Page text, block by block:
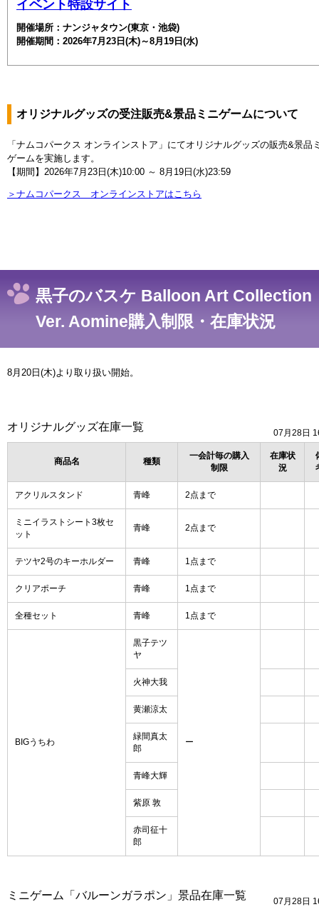
イベント特設サイト
開催場所：ナンジャタウン(東京・池袋)
開催期間：2026年7月23日(木)～8月19日(水)
オリジナルグッズの受注販売&景品ミニゲームについて
「ナムコパークス オンラインストア」にてオリジナルグッズの販売&景品
ゲームを実施します。
【期間】2026年7月23日(木)10:00 ～ 8月19日(水)23:59
＞ナムコパークス オンラインストアはこちら
黒子のバスケ Balloon Art Collection
Ver. Aomine購入制限・在庫状況
8月20日(木)より取り扱い開始。
オリジナルグッズ在庫一覧 07月28日
商品名 種類
一会計毎の購入
制限
在庫状
況
アクリルスタンド 青峰 2点まで
ミニイラストシート3枚セ
ット
青峰 2点まで
テツヤ2号のキーホルダー 青峰 1点まで
クリアポーチ 青峰 1点まで
全種セット 青峰 1点まで
BIGうちわ
黒子テツ
ヤ
ー
火神大我
黄瀬涼太
緑間真太
郎
青峰大輝
紫原 敦
赤司征十
郎
ミニゲーム「バルーンガラポン」景品在庫一覧 07月28日